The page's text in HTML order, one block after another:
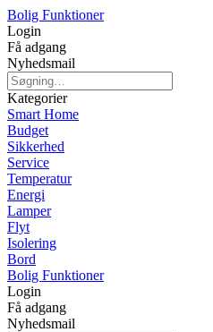
Bolig Funktioner
Login
Få adgang
Nyhedsmail
Kategorier
Smart Home
Budget
Sikkerhed
Service
Temperatur
Energi
Lamper
Flyt
Isolering
Bord
Bolig Funktioner
Login
Få adgang
Nyhedsmail